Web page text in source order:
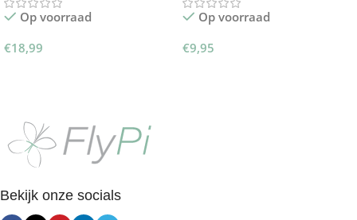
Op voorraad
€18,99
Op voorraad
€9,95
Bekijk onze socials